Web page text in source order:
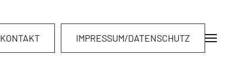
KONTAKT IMPRESSUM/DATENSCHUTZ